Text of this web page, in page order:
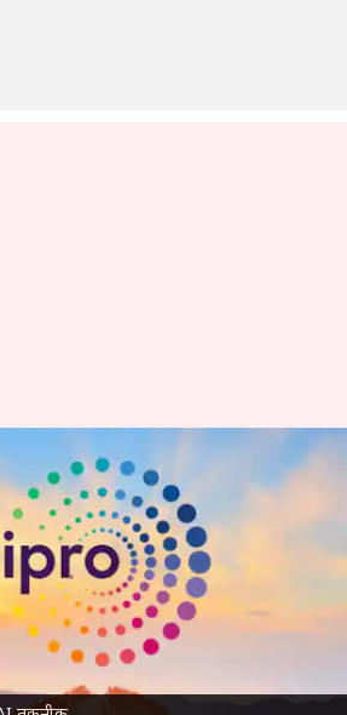
करेगी खास AI
बीमारियों को
आसान
28, 2024 06:20 pm
फॉर ब्रेन रिसर्च (CBR) के साथ